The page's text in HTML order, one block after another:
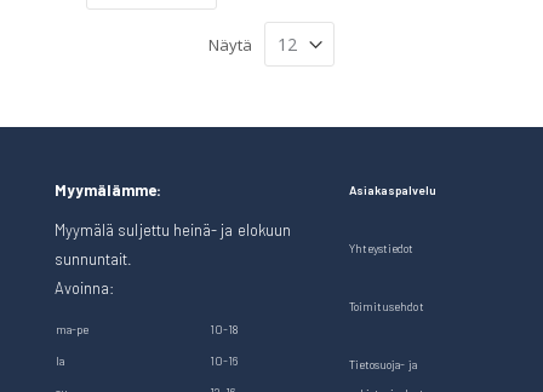
Näytä
Myymälämme:
Myymälä suljettu heinä- ja elokuun
sunnuntait.
Avoinna:
ma-pe 10-18
la 10-16
Asiakaspalvelu
Yhteystiedot
Toimitusehdot
Tietosuoja- ja